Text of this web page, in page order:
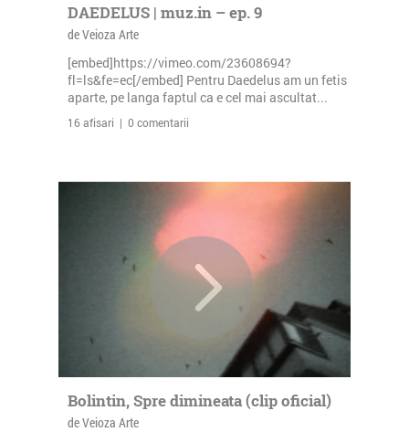
DAEDELUS | muz.in – ep. 9
de Veioza Arte
[embed]https://vimeo.com/23608694?
fl=ls&fe=ec[/embed] Pentru Daedelus am un fetis
aparte, pe langa faptul ca e cel mai ascultat...
16 afisari | 0 comentarii
Bolintin, Spre dimineata (clip oficial)
de Veioza Arte